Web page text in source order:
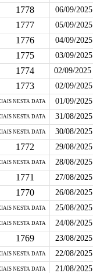
1778 06/09/2025
1777 05/09/2025
1776 04/09/2025
1775 03/09/2025
1774 02/09/2025
1773 02/09/2025
NESTA DATA 01/09/2025
NESTA DATA 31/08/2025
NESTA DATA 30/08/2025
1772 29/08/2025
NESTA DATA 28/08/2025
1771 27/08/2025
1770 26/08/2025
NESTA DATA 25/08/2025
NESTA DATA 24/08/2025
1769 23/08/2025
NESTA DATA 22/08/2025
NESTA DATA 21/08/2025